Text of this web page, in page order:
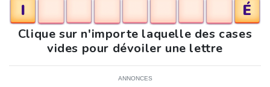
I É
Clique sur n'importe laquelle des cases
vides pour dévoiler une lettre
ANNONCES